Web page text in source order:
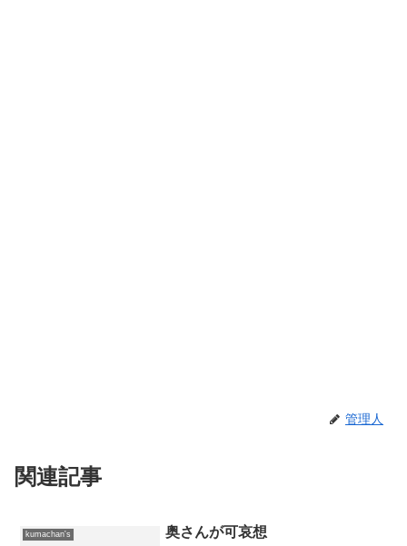
管理人
関連記事
kumachan's 奥さんが可哀想